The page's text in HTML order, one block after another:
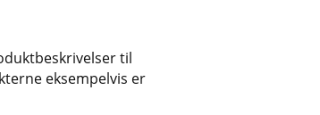
til
eksempelvis er